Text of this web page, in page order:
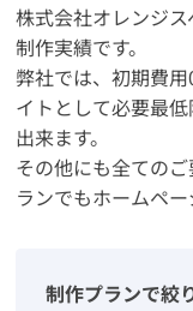
株式会社オレンジ
制作実績です。
弊社では、初期費
イトとして必要最
出来ます。
その他にも全ての
ランでもホームペー
制作プランで絞